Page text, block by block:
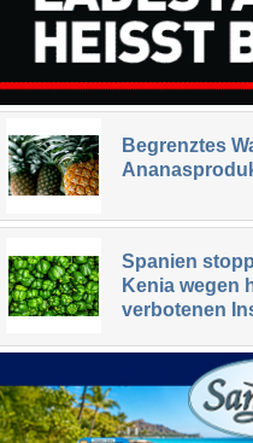
Begrenztes
Spanien
Kenia wegen
verbotenen